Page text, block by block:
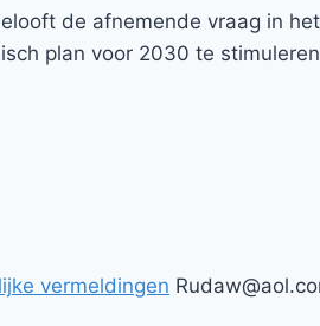
de afnemende vraag in het
plan voor 2030 te stimuleren
vermeldingen